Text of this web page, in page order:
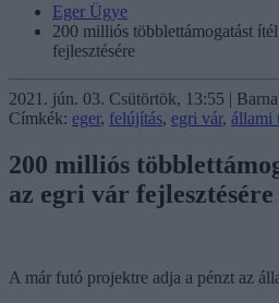
Eger Ügye
200 milliós többlettámogatást
fejlesztésére
2021. jún. 03. Csütörtök, 13:55 |
Címkék: eger, felújítás, egri vár, állami
200 milliós
az egri vár fejlesztésére
A már futó projektre adja a pénzt az